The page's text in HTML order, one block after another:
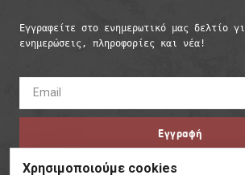
Εγγραφείτε στο ενημερωτικό μας δελτίο
ενημερώσεις, πληροφορίες και νέα!
Εγγραφή
Χρησιμοποιούμε cookies